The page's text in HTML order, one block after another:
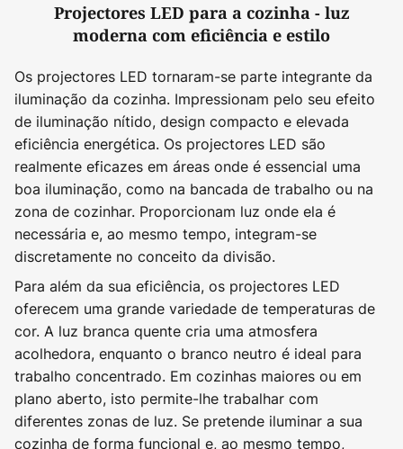
Projectores LED para a cozinha - luz
moderna com eficiência e estilo
Os projectores LED tornaram-se parte integrante da
iluminação da cozinha. Impressionam pelo seu efeito
de iluminação nítido, design compacto e elevada
eficiência energética. Os projectores LED são
realmente eficazes em áreas onde é essencial uma
boa iluminação, como na bancada de trabalho ou na
zona de cozinhar. Proporcionam luz onde ela é
necessária e, ao mesmo tempo, integram-se
discretamente no conceito da divisão.
Para além da sua eficiência, os projectores LED
oferecem uma grande variedade de temperaturas de
cor. A luz branca quente cria uma atmosfera
acolhedora, enquanto o branco neutro é ideal para
trabalho concentrado. Em cozinhas maiores ou em
plano aberto, isto permite-lhe trabalhar com
diferentes zonas de luz. Se pretende iluminar a sua
cozinha de forma funcional e, ao mesmo tempo,